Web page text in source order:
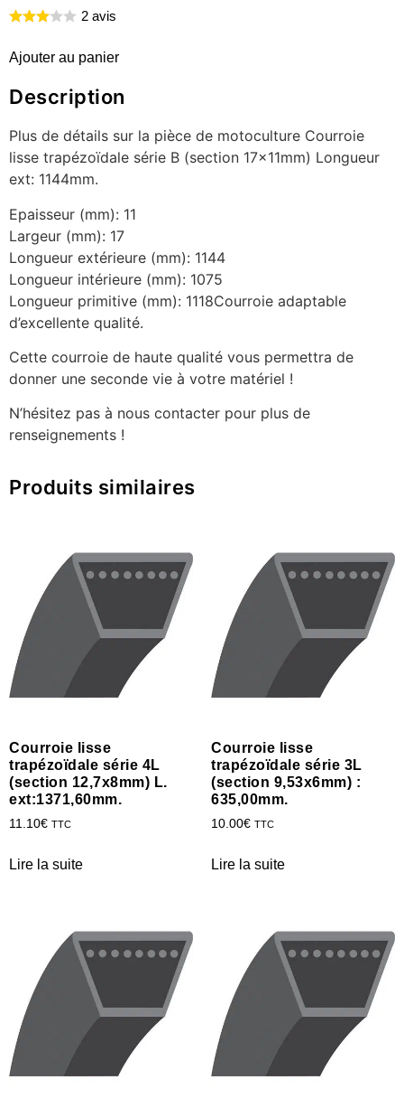
2 avis
Ajouter au panier
Description
Plus de détails sur la pièce de motoculture Courroie
lisse trapézoïdale série B (section 17x11mm) Longueur
ext: 1144mm.
Epaisseur (mm): 11
Largeur (mm): 17
Longueur extérieure (mm): 1144
Longueur intérieure (mm): 1075
Longueur primitive (mm): 1118Courroie adaptable
d’excellente qualité.
Cette courroie de haute qualité vous permettra de
donner une seconde vie à votre matériel !
N’hésitez pas à nous contacter pour plus de
renseignements !
Produits similaires
Courroie lisse
trapézoïdale série 4L
(section 12,7x8mm) L.
ext:1371,60mm.
11.10€ TTC
Lire la suite
Courroie lisse
trapézoïdale série 3L
(section 9,53x6mm) :
635,00mm.
10.00€ TTC
Lire la suite